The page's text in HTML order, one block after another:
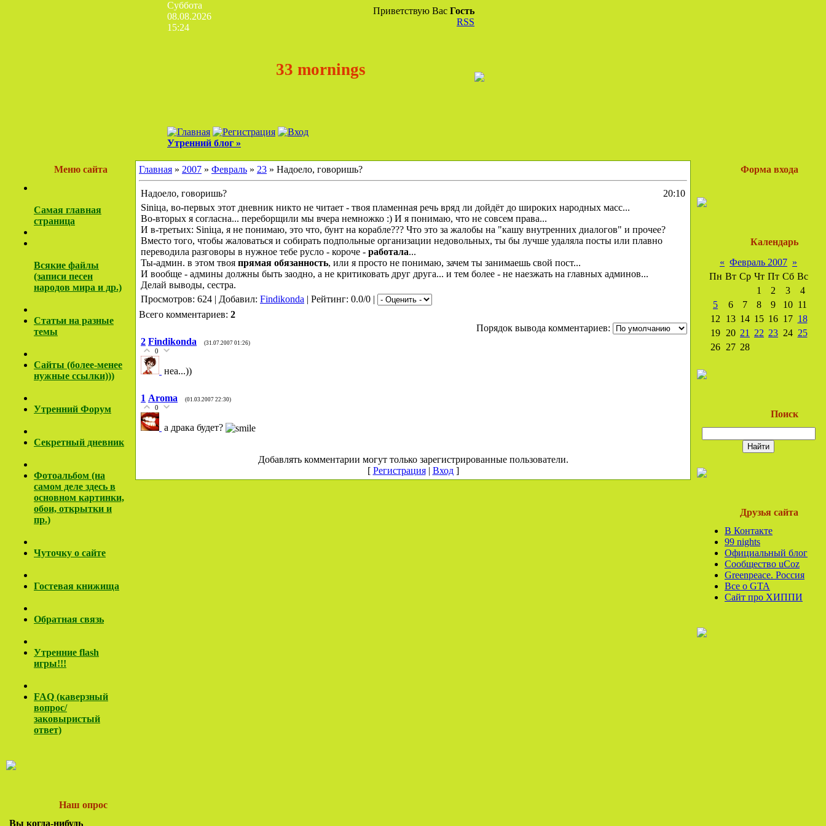
Суббота
08.08.2026
15:24
Приветствую Вас Гость
RSS
33 mornings
Утренний блог »
Меню сайта
Самая главная
страница
Всякие файлы
(записи песен
народов мира и др.)
Cтатьи на разные
темы
Сайты (более-менее
нужные ссылки)))
Утренний Форум
Секретный дневник
Фотоальбом (на
самом деле здесь в
основном картинки,
обои, открытки и
пр.)
Чуточку о сайте
Гостевая книжища
Обратная связь
Утренние flash
игры!!!
FAQ (каверзный
вопрос/
заковыристый
ответ)
Наш опрос
Вы когда-нибудь
Главная » 2007 » Февраль » 23 » Надоело, говоришь?
Надоело, говоришь?
20:10
Siniца, во-первых этот дневник никто не читает - твоя пламенная речь вряд ли дойдёт до широких народных масс...
Во-вторых я согласна... переборщили мы вчера немножко :) И я понимаю, что не совсем права...
И в-третьих: Siniца, я не понимаю, это что, бунт на корабле??? Что это за жалобы на "кашу внутренних диалогов" и прочее?
Вместо того, чтобы жаловаться и собирать подпольные организации недовольных, ты бы лучше удаляла посты или плавно
переводила разговоры в нужное тебе русло - короче - работала...
Ты-админ. в этом твоя прямая обязанность, или я просто не понимаю, зачем ты занимаешь свой пост...
И вообще - админы должны быть заодно, а не критиковать друг друга... и тем более - не наезжать на главных админов...
Делай выводы, сестра.
Просмотров: 624 | Добавил: Findikonda | Рейтинг: 0.0/0 |
Всего комментариев: 2
Порядок вывода комментариев:
2 Findikonda (31.07.2007 01:26)
0
неа...))
1 Aroma (01.03.2007 22:30)
0
а драка будет?
Добавлять комментарии могут только зарегистрированные пользователи.
[ Регистрация| Вход]
Форма входа
Календарь
« Февраль 2007 »
Пн Вт Ср Чт Пт Сб Вс
1
2 3
4
5
6 7 8 9 10 11
12
13 14 15 16 17 18
19 20 21 22 23 24 25
26 27 28
Поиск
Друзья сайта
В Контакте
99 nights
Официальный блог
Сообщество uCoz
Greenpeace. Россия
Все o GTA
Сайт про ХИППИ